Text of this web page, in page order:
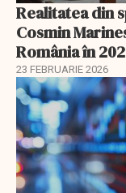
Realitatea din
Cosmin
România în
23 FEBRUARIE 2026